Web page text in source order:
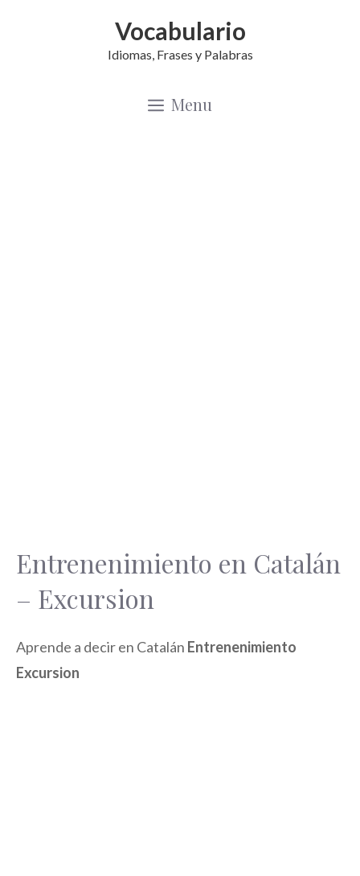
Vocabulario
Idiomas, Frases y Palabras
Menu
Entrenenimiento en Catalán
– Excursion
Aprende a decir en Catalán Entrenenimiento
Excursion